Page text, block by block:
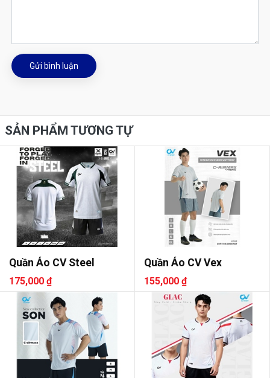
Gửi bình luận
SẢN PHẨM TƯƠNG TỰ
Quần Áo CV Steel
175,000 ₫
Quần Áo CV Vex
155,000 ₫